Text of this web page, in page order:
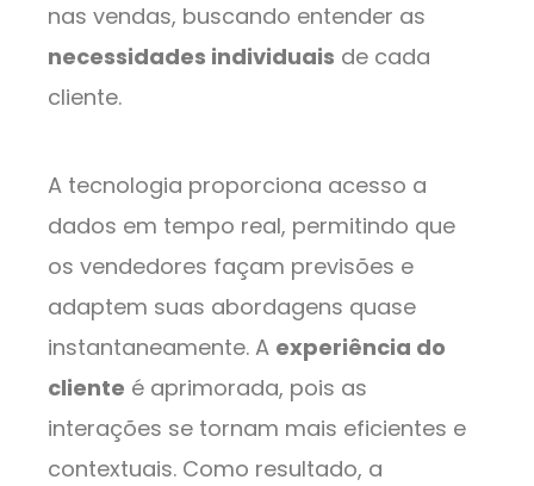
nas vendas, buscando entender as
necessidades individuais de cada
cliente.
A tecnologia proporciona acesso a
dados em tempo real, permitindo que
os vendedores façam previsões e
adaptem suas abordagens quase
instantaneamente. A experiência do
cliente é aprimorada, pois as
interações se tornam mais eficientes e
contextuais. Como resultado, a